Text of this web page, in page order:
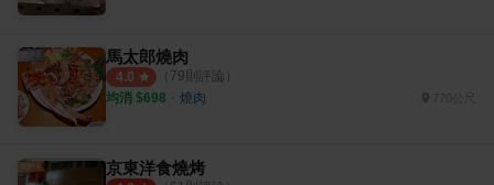
馬太郎燒肉
4.0 （ 79則評論）
均消 $698 ・ 燒肉
京東洋食燒烤